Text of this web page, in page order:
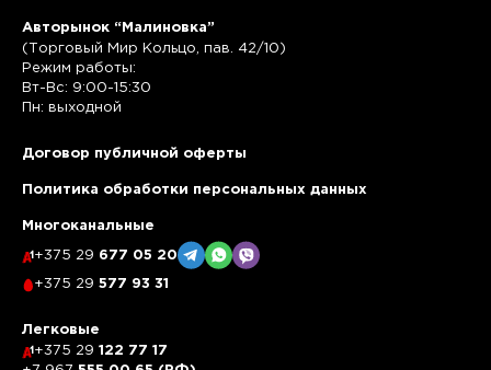
Авторынок “Малиновка”
(Торговый Мир Кольцо, пав. 42/10)
Режим работы:
Вт-Вс: 9:00-15:30
Пн: выходной
Договор публичной оферты
Политика обработки персональных данных
Многоканальные
+375 29 677 05 20
+375 29 577 93 31
Легковые
+375 29 122 77 17